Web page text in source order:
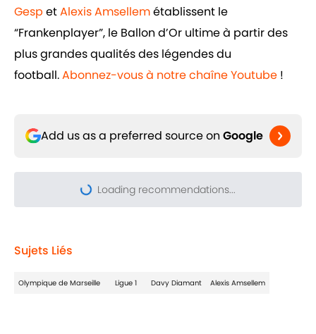
Gesp etAlexis Amsellemétablissent le
“Frankenplayer”, le Ballon d’Or ultime à partir des
plus grandes qualités des légendes du
football.Abonnez-vous à notre chaîne Youtube !
Add us as a preferred source on Google
Loading recommendations...
Please wait while we load
Sujets Liés
Olympique de Marseille Ligue 1 Davy Diamant Alexis Amsellem